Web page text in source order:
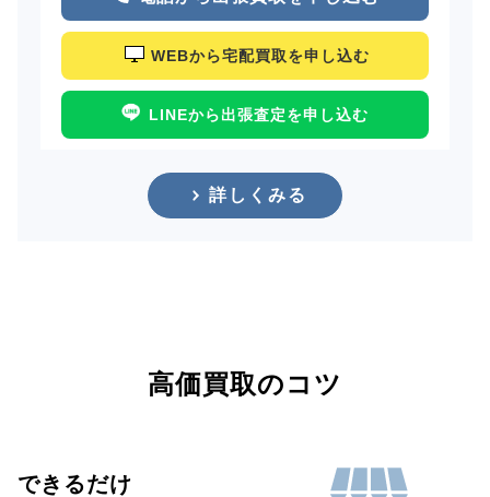
WEBから宅配買取を申し込む
LINEから出張査定を申し込む
詳しくみる
高価買取のコツ
できるだけ